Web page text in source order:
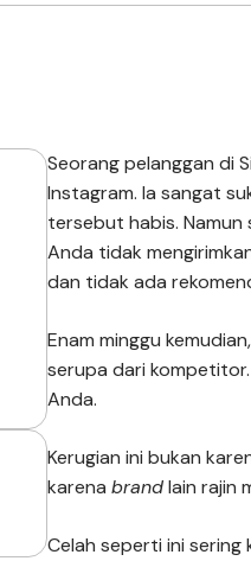
Seorang pelanggan di
Instagram. Ia sangat
tersebut habis.
Anda tidak
dan tidak ada
Enam minggu
serupa dari
Anda.
Kerugian ini bukan
karena brandlain rajin
Celah seperti ini sering